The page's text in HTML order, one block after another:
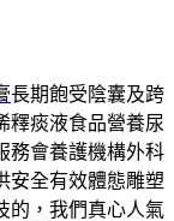
長期飽受陰囊及跨
釋痰液食品營養尿
務會養護機構外科
安全有效體態雕塑
的，我們真心人氣